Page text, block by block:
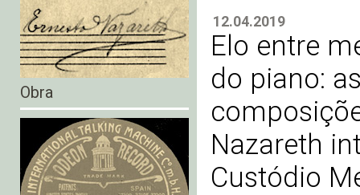
Obra
12.04.2019
Elo entre
do piano:
Nazareth
Custódio